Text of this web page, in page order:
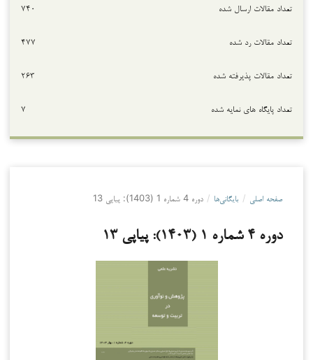
تعداد مقالات ارسال شده ۷۴۰
تعداد مقالات رد شده ۴۷۷
تعداد مقالات پذیرفته شده ۲۶۳
تعداد پایگاه های نمایه شده ۷
صفحه اصلی / بایگانی‌ها / دوره 4 شماره 1 (1403): پیاپی 13
دوره 4 شماره 1 (1403): پیاپی 13